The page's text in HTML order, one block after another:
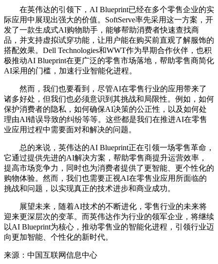
在英伟达的引领下，AI Blueprint已经在多个零售企业的实
际应用中展现出强大的价值。SoftServe率先采用这一方案，开
发了一款生成式AI购物助手，能够帮助消费者快速查找商
品，并支持虚拟试穿功能，让用户能在购买前直观了解服饰的
搭配效果。Dell Technologies和WWT作为早期合作伙伴，也积
极推动AI Blueprint在更广泛的零售市场落地，帮助零售商简化
AI采用的门槛，加速行业智能化进程。
然而，我们也要看到，尽管AI在零售行业的应用带来了
诸多好处，但我们也必须意识到其挑战和局限性。例如，如何
保护消费者的隐私，如何确保AI决策的公正性，以及如何处
理由AI错误导致的纠纷等等。这些都是我们在推进AI在零售
业应用过程中需要面对和解决的问题。
总的来说，英伟达的AI Blueprint正在引领一场零售革命，
它通过提供先进的AI解决方案，帮助零售商提升运营效率，
提高市场竞争力，同时也为消费者提供了更智能、更个性化的
购物体验。然而，我们也需要正视AI在零售业应用所面临的
挑战和问题，以实现真正的技术进步和商业成功。
展望未来，随着AI技术的不断进化，零售行业的未来将
迎来更深层次的变革。而英伟达作为行业的领军企业，将继续
以AI Blueprint为核心，推动零售业的智能化进程，引领行业迈
向更加智能、个性化的新时代。
来源：中国互联网信息中心